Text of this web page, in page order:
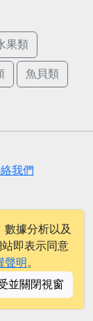
果類
魚貝類
我們
數據分析以及
即表示同意
聲明 。
並關閉視窗